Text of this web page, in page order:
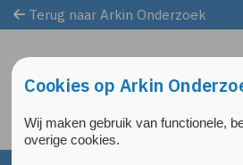
Terug naar Arkin Onderzoek
Cookies op Arkin
Wij maken gebruik van functionele,
overige cookies.